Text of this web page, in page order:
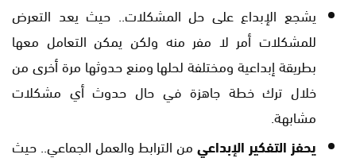
يشجع الإبداع على حل المشكلات.. حيث يعد التعرض
للمشكلات أمر لا مفر منه ولكن يمكن التعامل معها
بطريقة إبداعية ومختلفة لحلها ومنع حدوثها مرة أخرى من
خلال ترك خطة جاهزة في حال حدوث أي مشكلات
مشابهة.
يحفز التفكير الإبداعيمن الترابط والعمل الجماعي.. حيث